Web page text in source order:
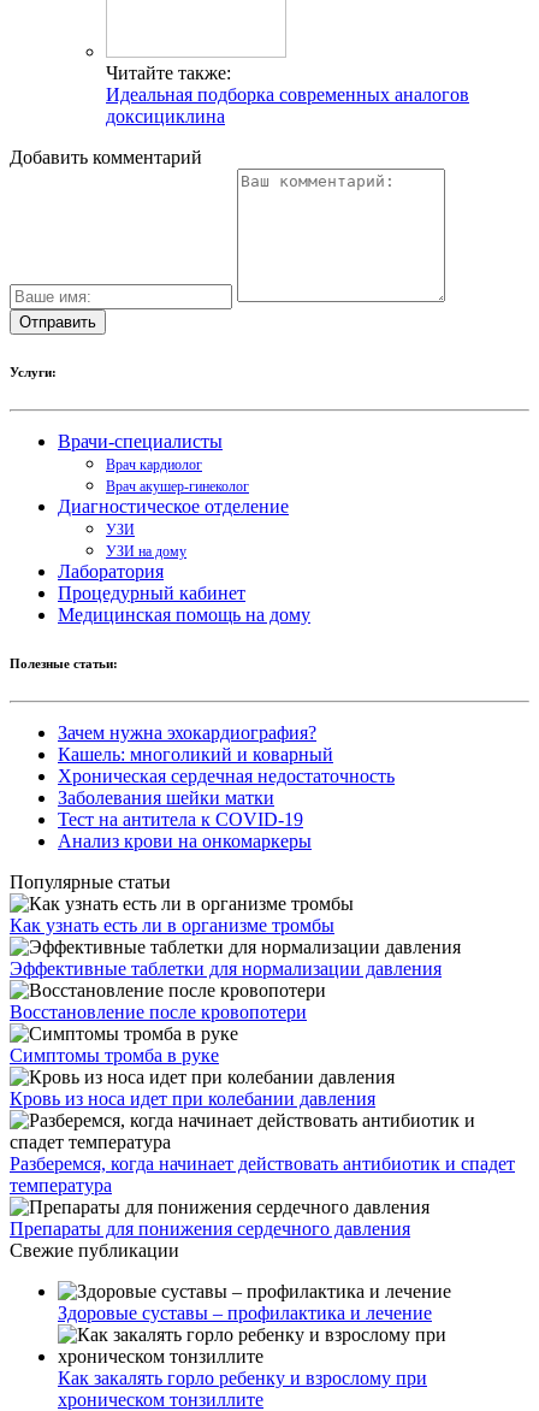
Читайте также:
Идеальная подборка современных аналогов
доксициклина
Добавить комментарий
Услуги:
Врачи-специалисты
Врач кардиолог
Врач акушер-гинеколог
Диагностическое отделение
УЗИ
УЗИ на дому
Лаборатория
Процедурный кабинет
Медицинская помощь на дому
Полезные статьи:
Зачем нужна эхокардиография?
Кашель: многоликий и коварный
Хроническая сердечная недостаточность
Заболевания шейки матки
Тест на антитела к COVID-19
Анализ крови на онкомаркеры
Популярные статьи
Как узнать есть ли в организме тромбы
Эффективные таблетки для нормализации давления
Восстановление после кровопотери
Симптомы тромба в руке
Кровь из носа идет при колебании давления
Разберемся, когда начинает действовать антибиотик и спадет
температура
Препараты для понижения сердечного давления
Свежие публикации
Здоровые суставы – профилактика и лечение
Как закалять горло ребенку и взрослому при
хроническом тонзиллите